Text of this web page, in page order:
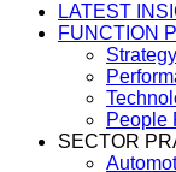
LATEST
FUNCTION
People
SECTOR